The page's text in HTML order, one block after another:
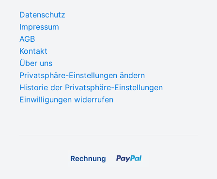
Datenschutz
Impressum
AGB
Kontakt
Über uns
Privatsphäre-Einstellungen ändern
Historie der Privatsphäre-Einstellungen
Einwilligungen widerrufen